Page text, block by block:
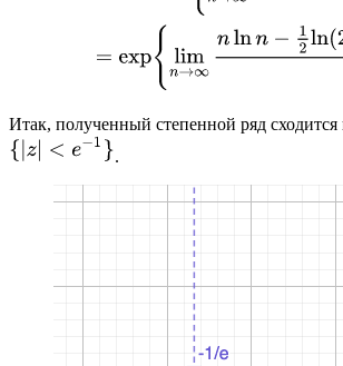
Итак, полученный степенной ряд
.